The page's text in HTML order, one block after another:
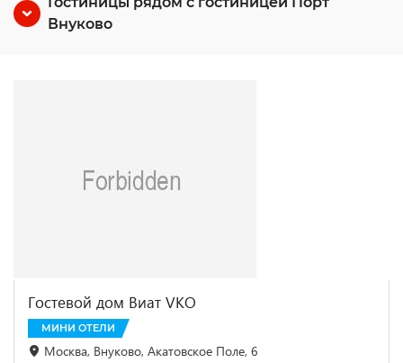
Внуково
Гостевой дом Виат VKO
МИНИ ОТЕЛИ
Москва, Внуково, Акатовское Поле, 6